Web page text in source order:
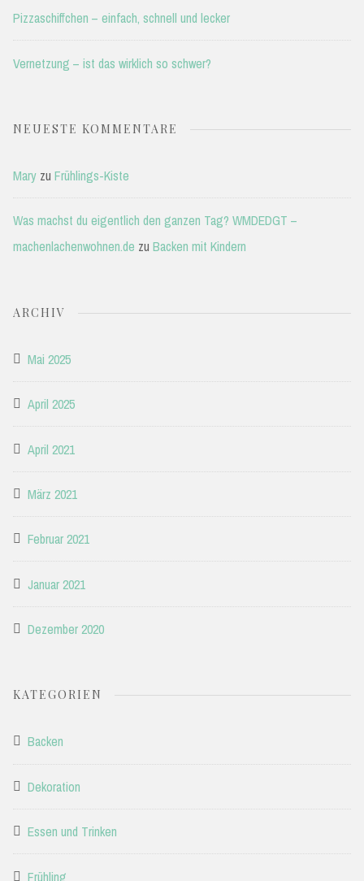
Pizzaschiffchen – einfach, schnell und lecker
Vernetzung – ist das wirklich so schwer?
NEUESTE KOMMENTARE
Mary zu Frühlings-Kiste
Was machst du eigentlich den ganzen Tag? WMDEDGT –
machenlachenwohnen.de zu Backen mit Kindern
ARCHIV
Mai 2025
April 2025
April 2021
März 2021
Februar 2021
Januar 2021
Dezember 2020
KATEGORIEN
Backen
Dekoration
Essen und Trinken
Frühling